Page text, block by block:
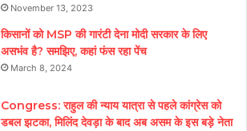
November 13, 2023
किसानों को MSP की गारंटी देना मोदी सरकार के लिए
असभंव है? समझिए, कहां फंस रहा पेंच
March 8, 2024
Congress: राहुल की न्याय यात्रा से पहले कांग्रेस को
डबल झटका, मिलिंद देवड़ा के बाद अब असम के इस बड़े नेता